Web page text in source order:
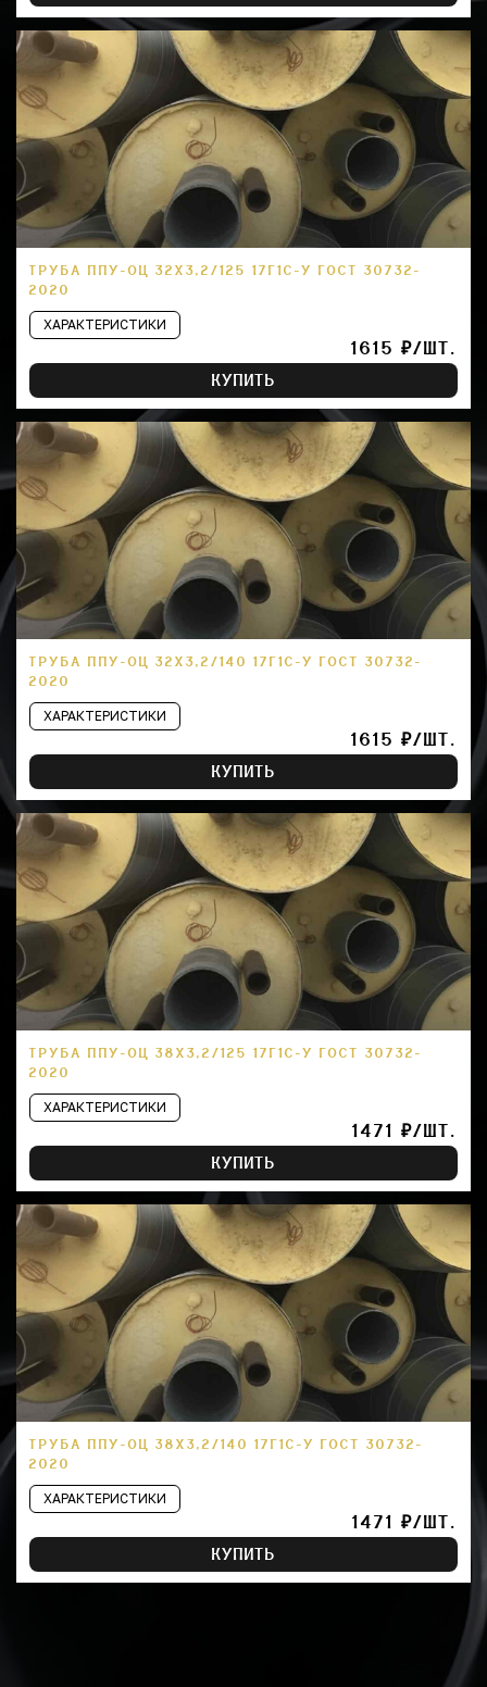
ТРУБА ППУ-ОЦ 32Х3,2/125 17Г1С-У ГОСТ 30732-
2020
ХАРАКТЕРИСТИКИ
1615 ₽/ШТ.
КУПИТЬ
ТРУБА ППУ-ОЦ 32Х3,2/140 17Г1С-У ГОСТ 30732-
2020
ХАРАКТЕРИСТИКИ
1615 ₽/ШТ.
КУПИТЬ
ТРУБА ППУ-ОЦ 38Х3,2/125 17Г1С-У ГОСТ 30732-
2020
ХАРАКТЕРИСТИКИ
1471 ₽/ШТ.
КУПИТЬ
ТРУБА ППУ-ОЦ 38Х3,2/140 17Г1С-У ГОСТ 30732-
2020
ХАРАКТЕРИСТИКИ
1471 ₽/ШТ.
КУПИТЬ